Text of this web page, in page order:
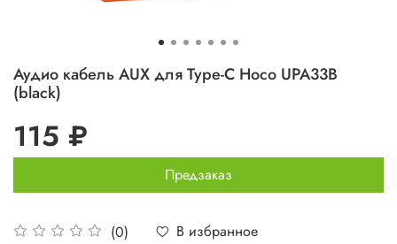
Аудио кабель AUX для Type-C Hoco UPA33B
(black)
(0) В избранное
115 ₽
Предзаказ